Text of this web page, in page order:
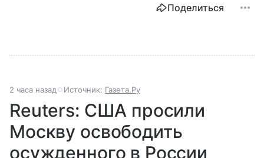
Поделиться
2 часа назад Источник: Газета.Ру
Reuters: США просили
Москву освободить
осужденного в России